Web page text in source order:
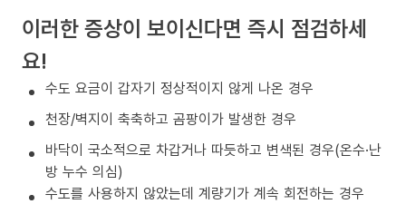
이러한 증상이 보이신다면 즉시 점검하세
요!
수도 요금이 갑자기 정상적이지 않게 나온 경우
천장/벽지이 축축하고 곰팡이가 발생한 경우
바닥이 국소적으로 차갑거나 따듯하고 변색된 경우(온수·난
방 누수 의심)
수도를 사용하지 않았는데 계량기가 계속 회전하는 경우